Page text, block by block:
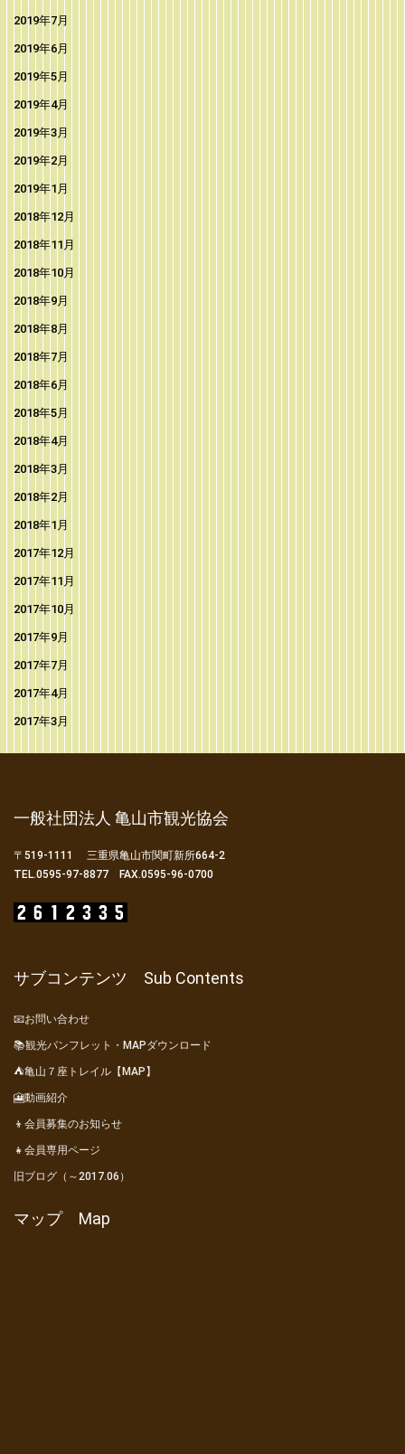
2019年7月
2019年6月
2019年5月
2019年4月
2019年3月
2019年2月
2019年1月
2018年12月
2018年11月
2018年10月
2018年9月
2018年8月
2018年7月
2018年6月
2018年5月
2018年4月
2018年3月
2018年2月
2018年1月
2017年12月
2017年11月
2017年10月
2017年9月
2017年7月
2017年4月
2017年3月
一般社団法人 亀山市観光協会
〒519-1111 三重県亀山市関町新所664-2
TEL.0595-97-8877 FAX.0595-96-0700
サブコンテンツ Sub Contents
📧お問い合わせ
📚観光パンフレット・MAPダウンロード
⛺亀山７座トレイル【MAP】
🎦動画紹介
👦会員募集のお知らせ
👧会員専用ページ
旧ブログ（～2017.06）
マップ Map